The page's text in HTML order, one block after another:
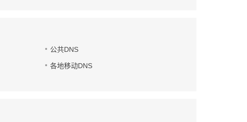
公共DNS
各地移动DNS